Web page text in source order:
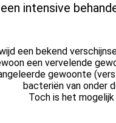
intensive
een bekend
een vervelende
gewoonte
bacteriën van onder
Toch is het